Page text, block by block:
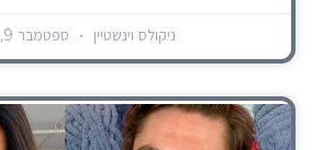
ניקולס וינשטיין ספטמבר 9, 2024